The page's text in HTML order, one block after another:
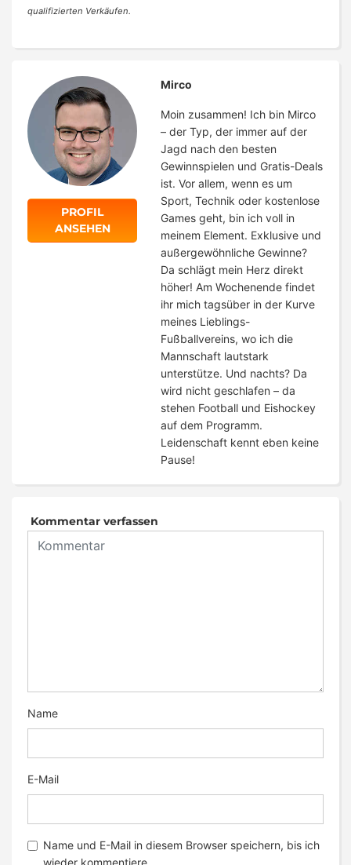
qualifizierten Verkäufen.
PROFIL
ANSEHEN
Mirco
Moin zusammen! Ich bin Mirco
– der Typ, der immer auf der
Jagd nach den besten
Gewinnspielen und Gratis-Deals
ist. Vor allem, wenn es um
Sport, Technik oder kostenlose
Games geht, bin ich voll in
meinem Element. Exklusive und
außergewöhnliche Gewinne?
Da schlägt mein Herz direkt
höher! Am Wochenende findet
ihr mich tagsüber in der Kurve
meines Lieblings-
Fußballvereins, wo ich die
Mannschaft lautstark
unterstütze. Und nachts? Da
wird nicht geschlafen – da
stehen Football und Eishockey
auf dem Programm.
Leidenschaft kennt eben keine
Pause!
Kommentar verfassen
Name
E-Mail
Name und E-Mail in diesem Browser speichern, bis ich